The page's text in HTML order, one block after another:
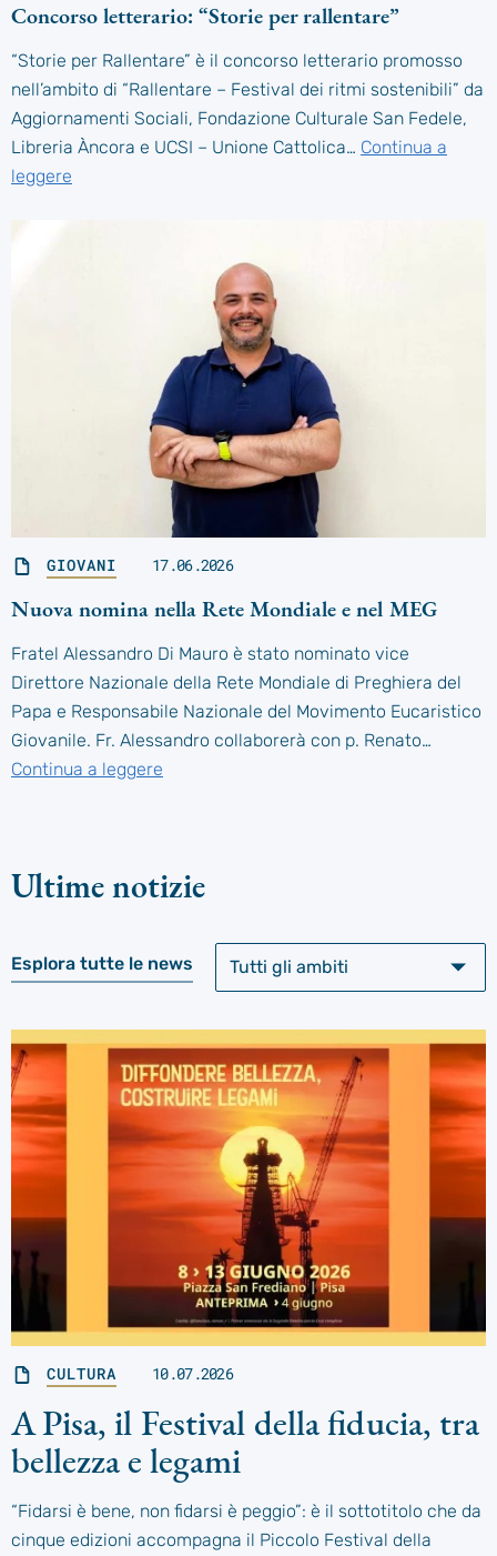
Concorso letterario: “Storie per rallentare”
“Storie per Rallentare” è il concorso letterario promosso
nell’ambito di “Rallentare – Festival dei ritmi sostenibili” da
Aggiornamenti Sociali, Fondazione Culturale San Fedele,
Libreria Àncora e UCSI – Unione Cattolica… Continua a
leggere
GIOVANI 17.06.2026
Nuova nomina nella Rete Mondiale e nel MEG
Fratel Alessandro Di Mauro è stato nominato vice
Direttore Nazionale della Rete Mondiale di Preghiera del
Papa e Responsabile Nazionale del Movimento Eucaristico
Giovanile. Fr. Alessandro collaborerà con p. Renato…
Continua a leggere
Ultime notizie
Esplora tutte le news
CULTURA 10.07.2026
A Pisa, il Festival della fiducia, tra
bellezza e legami
“Fidarsi è bene, non fidarsi è peggio”: è il sottotitolo che da
cinque edizioni accompagna il Piccolo Festival della